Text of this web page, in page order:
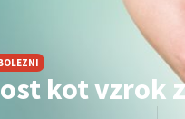
kot vzrok